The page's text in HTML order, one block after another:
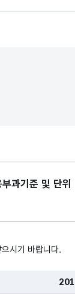
부과기준 및 단위
시기 바랍니다.